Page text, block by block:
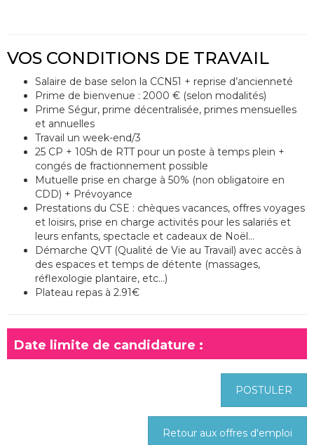
VOS CONDITIONS DE TRAVAIL
Salaire de base selon la CCN51 + reprise d’ancienneté
Prime de bienvenue : 2000 € (selon modalités)
Prime Ségur, prime décentralisée, primes mensuelles
et annuelles
Travail un week-end/3
25 CP + 105h de RTT pour un poste à temps plein +
congés de fractionnement possible
Mutuelle prise en charge à 50% (non obligatoire en
CDD) + Prévoyance
Prestations du CSE : chèques vacances, offres voyages
et loisirs, prise en charge activités pour les salariés et
leurs enfants, spectacle et cadeaux de Noël…
Démarche QVT (Qualité de Vie au Travail) avec accès à
des espaces et temps de détente (massages,
réflexologie plantaire, etc…)
Plateau repas à 2.91€
Date limite de candidature :
POSTULER
Retour aux offres d'emploi